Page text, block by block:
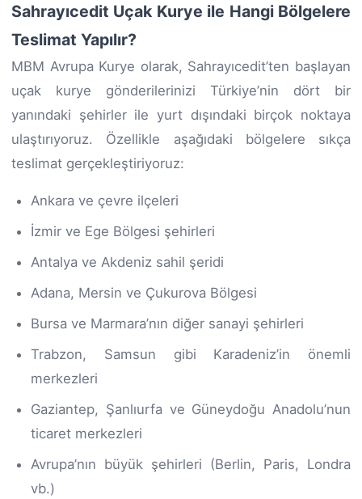
Sahrayıcedit Uçak Kurye ile Hangi Bölgelere
Teslimat Yapılır?
MBM Avrupa Kurye olarak, Sahrayıcedit’ten başlayan
uçak kurye gönderilerinizi Türkiye’nin dört bir
yanındaki şehirler ile yurt dışındaki birçok noktaya
ulaştırıyoruz. Özellikle aşağıdaki bölgelere sıkça
teslimat gerçekleştiriyoruz:
Ankara ve çevre ilçeleri
İzmir ve Ege Bölgesi şehirleri
Antalya ve Akdeniz sahil şeridi
Adana, Mersin ve Çukurova Bölgesi
Bursa ve Marmara’nın diğer sanayi şehirleri
Trabzon, Samsun gibi Karadeniz’in önemli
merkezleri
Gaziantep, Şanlıurfa ve Güneydoğu Anadolu’nun
ticaret merkezleri
Avrupa’nın büyük şehirleri (Berlin, Paris, Londra
vb.)